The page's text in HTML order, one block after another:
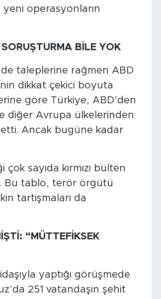
operasyonların
BİLE YOK
taleplerine rağmen ABD
dikkat çekici boyuta
göre Türkiye, ABD’den
diğer Avrupa ülkelerinden
Ancak bugüne kadar
sayıda kırmızı bülten
Bu tablo, terör örgütü
tartışmaları da
“MÜTTEFİKSEK
yaptığı görüşmede
251 vatandaşın şehit